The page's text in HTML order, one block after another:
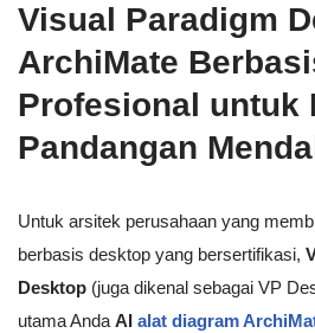
Visual Paradigm
ArchiMate
Profesional untuk
Pandangan
Untuk arsitek perusahaan yang
berbasis desktop yang bersertifikasi,
Desktop (juga dikenal sebagai VP
utama Anda AI alat diagram